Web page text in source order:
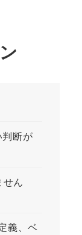
断が
ん
義、ベ